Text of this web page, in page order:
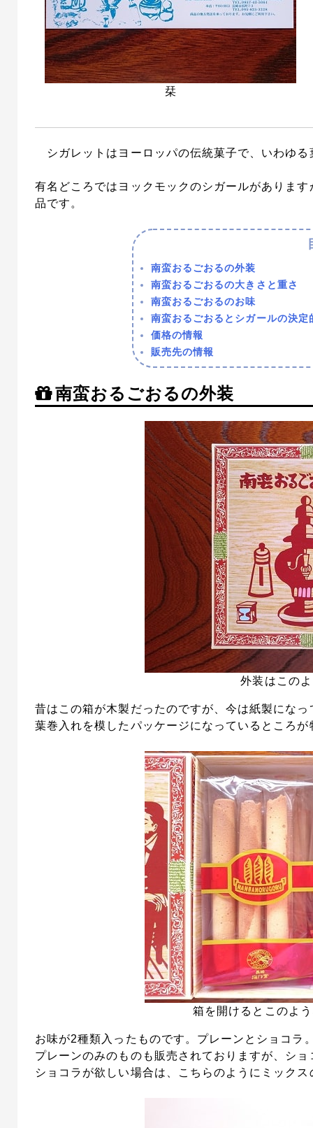
栞
シガレットはヨーロッパの伝統菓子で、いわゆる
有名どころではヨックモックのシガールがありま
品です。
南蛮おるごおるの外装
南蛮おるごおるの大きさと重さ
南蛮おるごおるのお味
南蛮おるごおるとシガールの決定
価格の情報
販売先の情報
南蛮おるごおるの外装
外装はこの
昔はこの箱が木製だったのですが、今は紙製になっ
葉巻入れを模したパッケージになっているところが
箱を開けるとこのよ
お味が2種類入ったものです。プレーンとショコラ
プレーンのみのものも販売されておりますが、シ
ショコラが欲しい場合は、こちらのようにミック